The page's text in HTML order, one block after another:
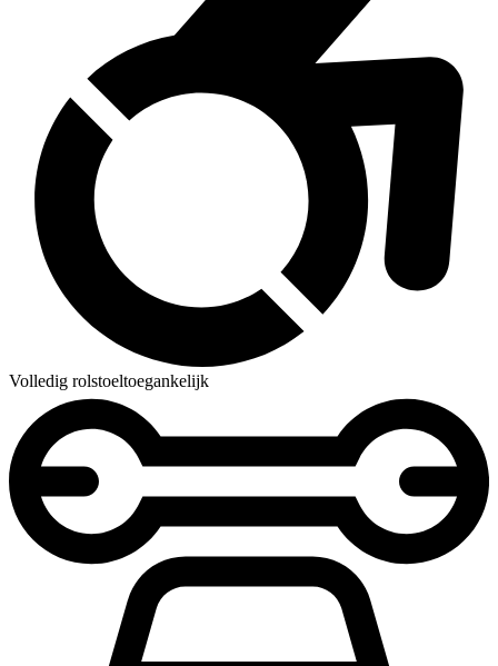
Volledig rolstoeltoegankelijk